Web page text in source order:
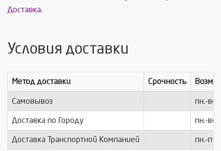
Доставка.
Условия доставки
Метод доставки Срочность
Самовывоз пн.-вс.
Доставка по Городу пн.-вс.
Доставка Транспортной Компанией пн.-пт.